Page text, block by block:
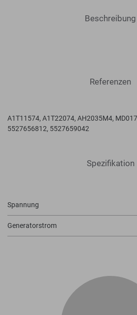
Beschreibung
Referenzen
A1T11574, A1T22074, AH2035M4,
5527656812, 5527659042
Spezifikation
Spannung
Generatorstrom